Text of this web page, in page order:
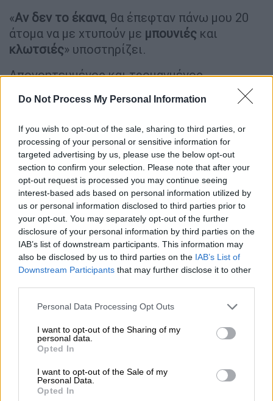
Do Not Process My Personal Information
If you wish to opt-out of the sale, sharing to third parties, or
processing of your personal or sensitive information for
targeted advertising by us, please use the below opt-out
section to confirm your selection. Please note that after your
opt-out request is processed you may continue seeing
interest-based ads based on personal information utilized by
us or personal information disclosed to third parties prior to
your opt-out. You may separately opt-out of the further
disclosure of your personal information by third parties on the
IAB’s list of downstream participants. This information may
also be disclosed by us to third parties on the IAB’s List of
Downstream Participants that may further disclose it to other
Please note that this website/app uses one or more Google
not limited to your visit or usage behaviour. You may click to
grant or deny consent to Google and its third-party tags to
use your data for below specified purposes in below Google
consent section.
Personal Data Processing Opt Outs
I want to opt-out of the Sharing of my
personal data.
Opted In
I want to opt-out of the Sale of my
Personal Data.
Opted In
«Αν δεν το έκανα, θα έπεφταν πάνω μου 20
άτομα να με χτυπούν με μπουνιές και
κλωτσιές» υποστηρίζει.
Απογοητευμένος και τρομαγμένος
επικοινώνησε τηλεφωνικά με συγγενικό του
πρόσωπο, όμως το περιεχόμενο της
συνομιλίας έγινε αντιληπτό από άλλα παιδιά
και έτσιξυλοκοπήθηκεεκ νέου για…
συμμόρφωση.
Ζήτησε, όπως λέει, από τη δεύτερη μέρα να
μεταφερθεί σε πτέρυγα προστασίας.
Διέρρευσεστη φυλακή και δέχθηκενέο
ξυλοδαρμό, όπως καταγγέλλει. «Τέσσερα
άτομα με έριξαν στο πάτωμα καιάρχισαν να
με χτυπούνμε κλωτσιές και μπουνιές. Με
πατούσαν κάτω».
Υπήρξε επεισόδιο σε βάρος του τόσο
σοβαρό που χρειάστηκε να μεταφερθεί στο
νοσοκομείο. Οι γονείς του ενημερώθηκαν
για τον βάναυσο ξυλοδαρμό του κατόπιν
επικοινωνήσει μαζί τους τρεις ημέρες και
είχαν αρχίσει να ανησυχούν.